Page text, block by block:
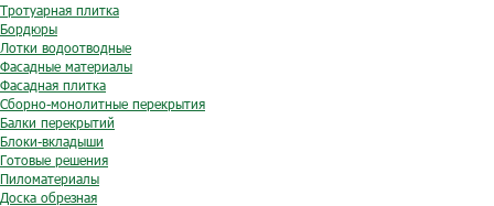
Тротуарная плитка
Бордюры
Лотки водоотводные
Фасадные материалы
Фасадная плитка
Сборно-монолитные перекрытия
Балки перекрытий
Блоки-вкладыши
Готовые решения
Пиломатериалы
Доска обрезная